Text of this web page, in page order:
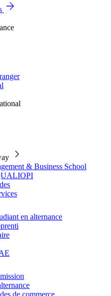
& Business School
en alternance
de commerce